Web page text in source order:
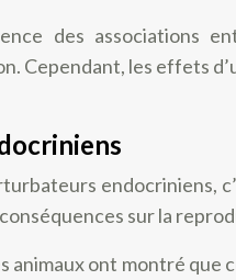
des associations
Cependant, les effets
endocriniens,
sur la
animaux ont montré